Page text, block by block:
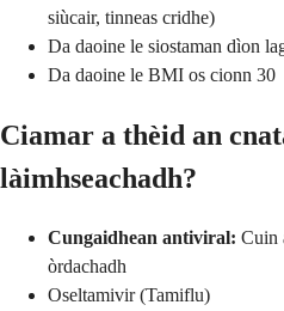
siùcair, tinneas cridhe)
Da daoine le siostaman dìon
Da daoine le BMI os cionn 30
Ciamar a thèid an
làimhseachadh?
Cungaidhean antiviral: Cuin
òrdachadh
Oseltamivir (Tamiflu)